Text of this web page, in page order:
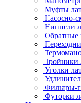
Муфты
Насосно-
Ниппели
Обратные
Тройники
Уголки
Фильтры-
Футорки